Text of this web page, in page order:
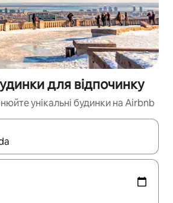
для відпочинку
унікальні будинки на Airbnb
пошуку, використовуйте для